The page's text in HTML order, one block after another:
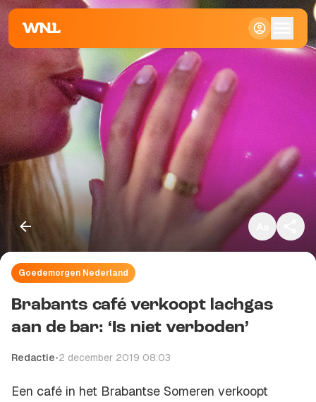
Standaard
Groot
Goedemorgen Nederland
Brabants café verkoopt lachgas
aan de bar: ‘Is niet verboden’
Redactie•2 december 2019 08:03
Een café in het Brabantse Someren verkoopt